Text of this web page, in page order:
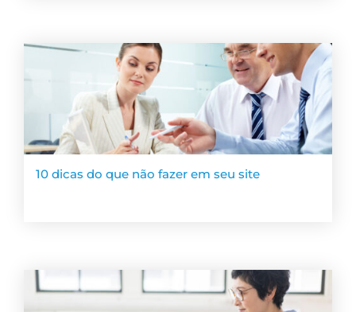
10 dicas do que não fazer em seu site